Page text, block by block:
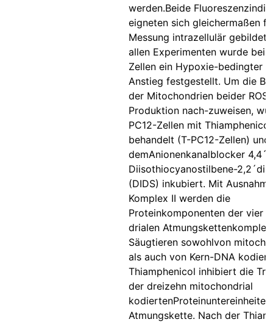
werden.Beide
eigneten sich gleichermaßen
Messung intrazellulär
allen Experimenten wurde bei
Zellen ein Hypoxie-bedingter
Anstieg festgestellt. Um die
der Mitochondrien beider ROS-
Produktion nach-zuweisen,
PC12-Zellen mit Thiamphenicol
behandelt (T-PC12-Zellen)
demAnionenkanalblocker 4,4´-
Diisothiocyanostilbene-
(DIDS) inkubiert. Mit
Komplex II werden die
Proteinkomponenten der vier
drialen
Säugtieren sowohlvon
als auch von Kern-DNA
Thiamphenicol inhibiert die
der dreizehn mitochondrial
Atmungskette. Nach der